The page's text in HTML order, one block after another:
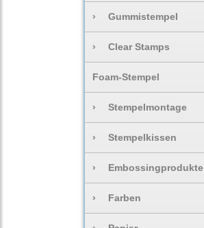
› Gummistempel
› Clear Stamps
Foam-Stempel
› Stempelmontage
› Stempelkissen
› Embossingprodukte
› Farben